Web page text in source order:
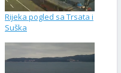
Rijeka pogled sa Trsata i
Suška